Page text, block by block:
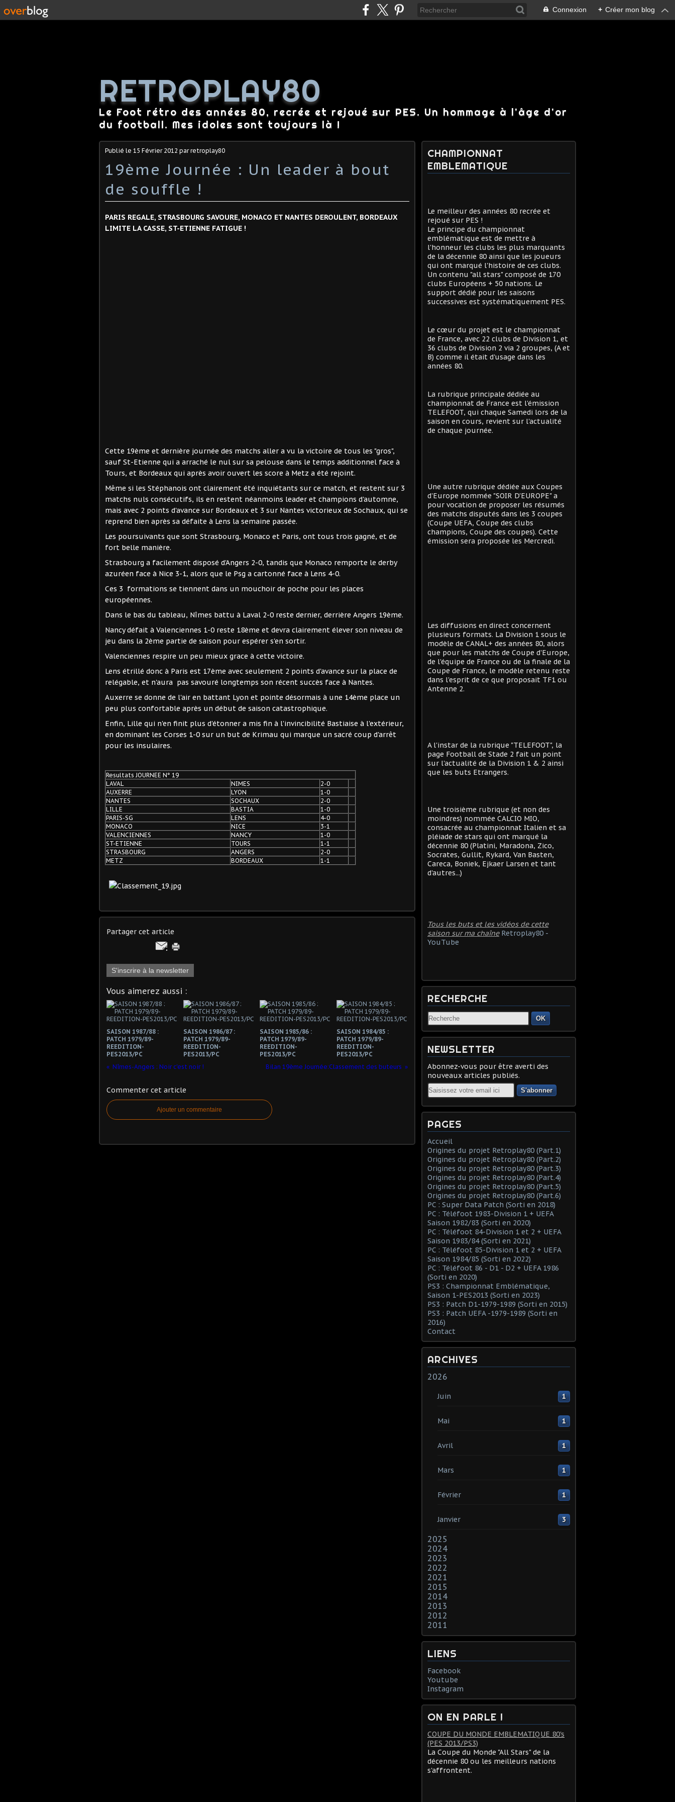
Connexion + Créer mon blog
RETROPLAY80
Le Foot rétro des années 80, recrée et rejoué sur PES. Un hommage à l'âge d'or
du football. Mes idoles sont toujours là !
Publié le 15 Février 2012 par retroplay80
19ème Journée : Un leader à bout
de souffle !
PARIS REGALE, STRASBOURG SAVOURE, MONACO ET NANTES DEROULENT, BORDEAUX
LIMITE LA CASSE, ST-ETIENNE FATIGUE !
Cette 19ème et dernière journée des matchs aller a vu la victoire de tous les "gros",
sauf St-Etienne qui a arraché le nul sur sa pelouse dans le temps additionnel face à
Tours, et Bordeaux qui après avoir ouvert les score à Metz a été rejoint.
Même si les Stéphanois ont clairement été inquiétants sur ce match, et restent sur 3
matchs nuls consécutifs, ils en restent néanmoins leader et champions d'automne,
mais avec 2 points d'avance sur Bordeaux et 3 sur Nantes victorieux de Sochaux, qui se
reprend bien après sa défaite à Lens la semaine passée.
Les poursuivants que sont Strasbourg, Monaco et Paris, ont tous trois gagné, et de
fort belle manière.
Strasbourg a facilement disposé d'Angers 2-0, tandis que Monaco remporte le derby
azuréen face à Nice 3-1, alors que le Psg a cartonné face à Lens 4-0.
Ces 3 formations se tiennent dans un mouchoir de poche pour les places
européennes.
Dans le bas du tableau, Nîmes battu à Laval 2-0 reste dernier, derrière Angers 19ème.
Nancy défait à Valenciennes 1-0 reste 18ème et devra clairement élever son niveau de
jeu dans la 2ème partie de saison pour espérer s'en sortir.
Valenciennes respire un peu mieux grace à cette victoire.
Lens étrillé donc à Paris est 17ème avec seulement 2 points d'avance sur la place de
relégable, et n'aura pas savouré longtemps son récent succès face à Nantes.
Auxerre se donne de l'air en battant Lyon et pointe désormais à une 14ème place un
peu plus confortable après un début de saison catastrophique.
Enfin, Lille qui n'en finit plus d'étonner a mis fin à l'invincibilité Bastiaise à l'extérieur,
en dominant les Corses 1-0 sur un but de Krimau qui marque un sacré coup d'arrêt
pour les insulaires.
Resultats JOURNEE N° 19
LAVAL
NIMES
2-0
AUXERRE
LYON
1-0
NANTES
SOCHAUX
2-0
LILLE
BASTIA
1-0
PARIS-SG
LENS
4-0
MONACO
NICE
3-1
VALENCIENNES
NANCY
1-0
ST-ETIENNE
TOURS
1-1
STRASBOURG
ANGERS
2-0
METZ
BORDEAUX 1-1
Partager cet article
S'inscrire à la newsletter
Vous aimerez aussi :
SAISON 1987/88 :
PATCH 1979/89-
REEDITION-
PES2013/PC
SAISON 1986/87 :
PATCH 1979/89-
REEDITION-
PES2013/PC
SAISON 1985/86 :
PATCH 1979/89-
REEDITION-
PES2013/PC
SAISON 1984/85 :
PATCH 1979/89-
REEDITION-
PES2013/PC
Nîmes-Angers : Noir c'est noir !
Bilan 19ème Journée:Classement des buteurs
Commenter cet article
Ajouter un commentaire
CHAMPIONNAT
EMBLEMATIQUE
Le meilleur des années 80 recrée et
rejoué sur PES !
Le principe du championnat
emblématique est de mettre à
l'honneur les clubs les plus marquants
de la décennie 80 ainsi que les joueurs
qui ont marqué l'histoire de ces clubs.
Un contenu "all stars" composé de 170
clubs Européens + 50 nations. Le
support dédié pour les saisons
successives est systématiquement PES.
Le cœur du projet est le championnat
de France, avec 22 clubs de Division 1, et
36 clubs de Division 2 via 2 groupes, (A et
B) comme il était d'usage dans les
années 80.
La rubrique principale dédiée au
championnat de France est l'émission
TELEFOOT, qui chaque Samedi lors de la
saison en cours, revient sur l'actualité
de chaque journée.
Une autre rubrique dédiée aux Coupes
d'Europe nommée "SOIR D'EUROPE" a
pour vocation de proposer les résumés
des matchs disputés dans les 3 coupes
(Coupe UEFA, Coupe des clubs
champions, Coupe des coupes). Cette
émission sera proposée les Mercredi.
Les diffusions en direct concernent
plusieurs formats. La Division 1 sous le
modèle de CANAL+ des années 80, alors
que pour les matchs de Coupe d'Europe,
de l'équipe de France ou de la finale de la
Coupe de France, le modèle retenu reste
dans l'esprit de ce que proposait TF1 ou
Antenne 2.
A l'instar de la rubrique "TELEFOOT", la
page Football de Stade 2 fait un point
sur l'actualité de la Division 1 & 2 ainsi
que les buts Etrangers.
Une troisième rubrique (et non des
moindres) nommée CALCIO MIO,
consacrée au championnat Italien et sa
pléiade de stars qui ont marqué la
décennie 80 (Platini, Maradona, Zico,
Socrates, Gullit, Rykard, Van Basten,
Careca, Boniek, Ejkaer Larsen et tant
d'autres...)
Tous les buts et les vidéos de cette
saison sur ma chaîne Retroplay80 -
YouTube
RECHERCHE
OK
NEWSLETTER
Abonnez-vous pour être averti des
nouveaux articles publiés.
Email
PAGES
Accueil
Origines du projet Retroplay80 (Part.1)
Origines du projet Retroplay80 (Part.2)
Origines du projet Retroplay80 (Part.3)
Origines du projet Retroplay80 (Part.4)
Origines du projet Retroplay80 (Part.5)
Origines du projet Retroplay80 (Part.6)
PC : Super Data Patch (Sorti en 2018)
PC : Téléfoot 1983-Division 1 + UEFA
Saison 1982/83 (Sorti en 2020)
PC : Téléfoot 84-Division 1 et 2 + UEFA
Saison 1983/84 (Sorti en 2021)
PC : Téléfoot 85-Division 1 et 2 + UEFA
Saison 1984/85 (Sorti en 2022)
PC : Téléfoot 86 - D1 - D2 + UEFA 1986
(Sorti en 2020)
PS3 : Championnat Emblématique,
Saison 1-PES2013 (Sorti en 2023)
PS3 : Patch D1-1979-1989 (Sorti en 2015)
PS3 : Patch UEFA -1979-1989 (Sorti en
2016)
Contact
ARCHIVES
2026
Juin 1
Mai 1
Avril 1
Mars 1
Février 1
Janvier 3
2025
2024
2023
2022
2021
2015
2014
2013
2012
2011
LIENS
Facebook
Youtube
Instagram
ON EN PARLE !
COUPE DU MONDE EMBLEMATIQUE 80's
(PES 2013/PS3)
La Coupe du Monde "All Stars" de la
décennie 80 ou les meilleurs nations
s'affrontent.